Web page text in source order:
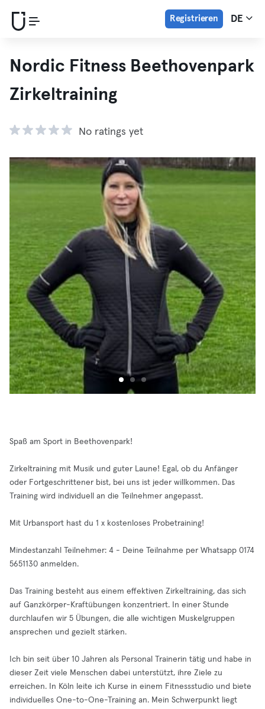
Registrieren DE
Nordic Fitness Beethovenpark
Zirkeltraining
No ratings yet
Spaß am Sport in Beethovenpark!
Zirkeltraining mit Musik und guter Laune! Egal, ob du Anfänger
oder Fortgeschrittener bist, bei uns ist jeder willkommen. Das
Training wird individuell an die Teilnehmer angepasst.
Mit Urbansport hast du 1 x kostenloses Probetraining!
Mindestanzahl Teilnehmer: 4 - Deine Teilnahme per Whatsapp 0174
5651130 anmelden.
Das Training besteht aus einem effektiven Zirkeltraining, das sich
auf Ganzkörper-Kraftübungen konzentriert. In einer Stunde
durchlaufen wir 5 Übungen, die alle wichtigen Muskelgruppen
ansprechen und gezielt stärken.
Ich bin seit über 10 Jahren als Personal Trainerin tätig und habe in
dieser Zeit viele Menschen dabei unterstützt, ihre Ziele zu
erreichen. In Köln leite ich Kurse in einem Fitnessstudio und biete
individuelles One-to-One-Training an. Mein Schwerpunkt liegt